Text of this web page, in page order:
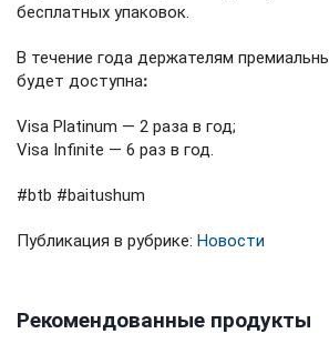
бесплатных упаковок.
В течение года держателям
будет доступнаꓽ
Visa Platinum — 2 раза в год;
Visa Infinite — 6 раз в год.
#btb #baitushum
Публикация в рубрике: Новости
Рекомендованные продукты